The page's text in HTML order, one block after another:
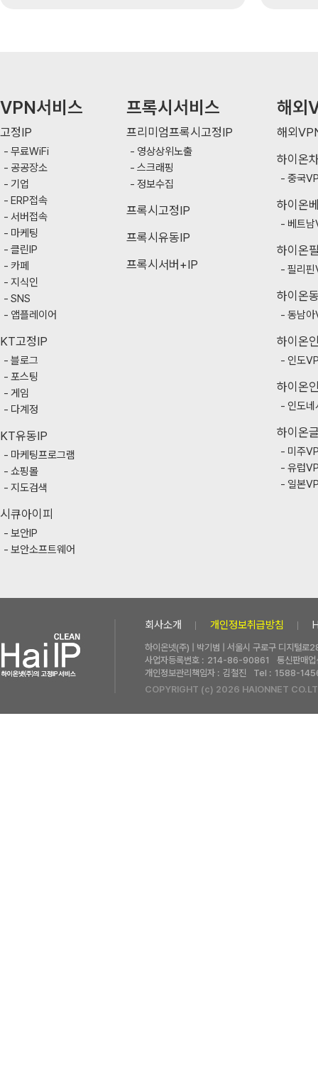
VPN서비스
고정IP
무료WiFi
공공장소
기업
ERP접속
서버접속
마케팅
클린IP
카페
지식인
SNS
앱플레이어
KT고정IP
블로그
포스팅
게임
다계정
KT유동IP
마케팅프로그램
쇼핑몰
지도검색
시큐아이피
보안IP
보안소프트웨어
프록시서비스
프리미엄프록시고정IP
영상상위노출
스크래핑
정보수집
프록시고정IP
프록시유동IP
프록시서버+IP
해외
해외
하이온
중국
하이온
베트
하이온
필리
하이온
동남
하이온
인도
하이온
인도
하이온
미주
유럽
일본
회사소개 개인정보취급방침
하이온넷(주) | 박기범 | 서울시 구로구 디지털
사업자등록번호 : 214-86-90861
통신판매
개인정보관리책임자 : 김철진 Tel : 1588-
COPYRIGHT (c) 2026 HAIONNET